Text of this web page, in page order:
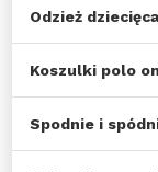
Odzież
Koszulki polo
Spodnie i